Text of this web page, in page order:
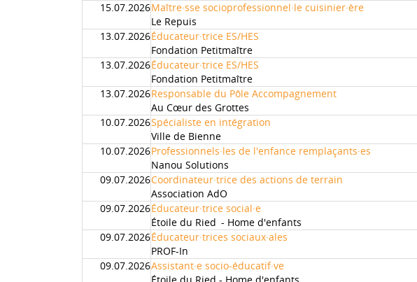
15.07.2026Maître·sse socioprofessionnel·le cuisinier·ère
Le Repuis
13.07.2026Éducateur·trice ES/HES
Fondation Petitmaître
13.07.2026Éducateur·trice ES/HES
Fondation Petitmaître
13.07.2026Responsable du Pôle Accompagnement
Au Cœur des Grottes
10.07.2026Spécialiste en intégration
Ville de Bienne
10.07.2026Professionnels·les de l'enfance remplaçants·es
Nanou Solutions
09.07.2026Coordinateur·trice des actions de terrain
Association AdO
09.07.2026Éducateur·trice social·e
Étoile du Ried - Home d'enfants
09.07.2026Éducateur·trices sociaux·ales
PROF-In
09.07.2026Assistant·e socio-éducatif·ve